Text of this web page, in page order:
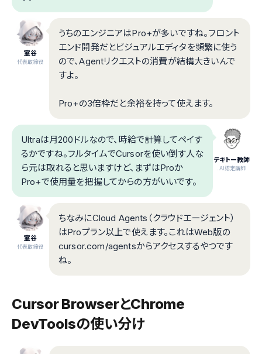
室谷
代表取締役
うちのエンジニアはPro+が多いですね。フロント
エンド開発だとビジュアルエディタを頻繁に使う
ので、Agentリクエストの消費が結構大きいんで
すよ。
Pro+の3倍枠だと余裕を持って使えます。
テキトー教師
.AI認定講師
Ultraは月200ドルなので、時給で計算してペイす
るかですね。フルタイムでCursorを使い倒す人な
ら元は取れると思いますけど、まずはProか
Pro+で使用量を把握してからの方がいいです。
室谷
代表取締役
ちなみにCloud Agents（クラウドエージェント）
はProプラン以上で使えます。これはWeb版の
cursor.com/agentsからアクセスするやつです
ね。
Cursor BrowserとChrome
DevToolsの使い分け